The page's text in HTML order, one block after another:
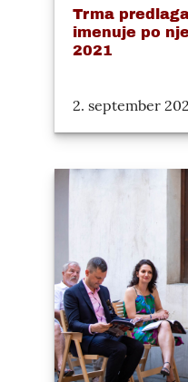
Trma
imenuje po
2021
2. september